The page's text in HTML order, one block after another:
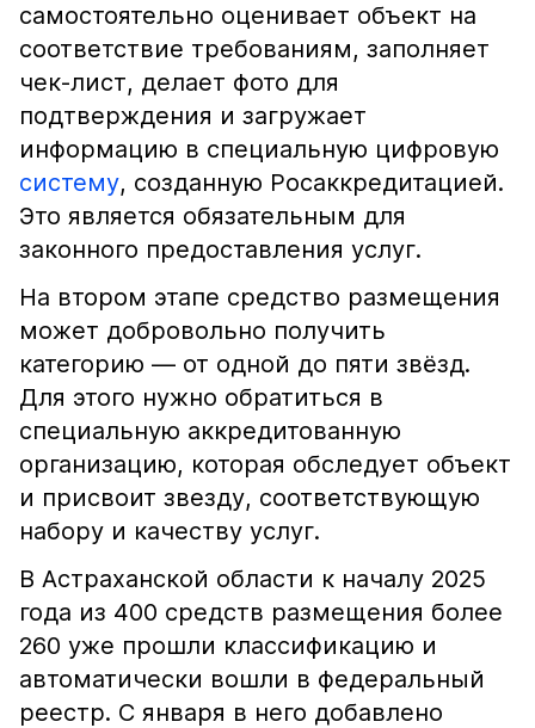
самостоятельно оценивает объект на
соответствие требованиям, заполняет
чек-лист, делает фото для
подтверждения и загружает
информацию в специальную цифровую
систему, созданную Росаккредитацией.
Это является обязательным для
законного предоставления услуг.
На втором этапе средство размещения
может добровольно получить
категорию — от одной до пяти звёзд.
Для этого нужно обратиться в
специальную аккредитованную
организацию, которая обследует объект
и присвоит звезду, соответствующую
набору и качеству услуг.
В Астраханской области к началу 2025
года из 400 средств размещения более
260 уже прошли классификацию и
автоматически вошли в федеральный
реестр. С января в него добавлено